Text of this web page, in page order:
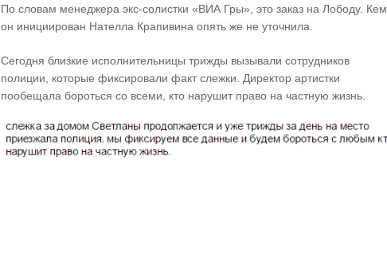
По словам менеджера экс-солистки «ВИА Гры», это заказ на Лободу. Кем
он инициирован Нателла Крапивина опять же не уточнила.
Сегодня близкие исполнительницы трижды вызывали сотрудников
полиции, которые фиксировали факт слежки. Директор артистки
пообещала бороться со всеми, кто нарушит право на частную жизнь.